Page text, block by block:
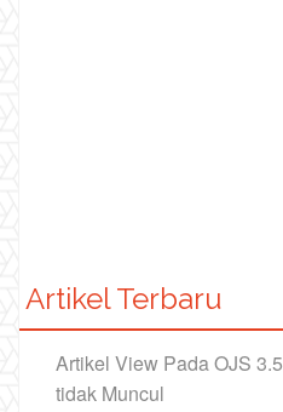
Artikel Terbaru
Artikel View Pada OJS 3.5
tidak Muncul